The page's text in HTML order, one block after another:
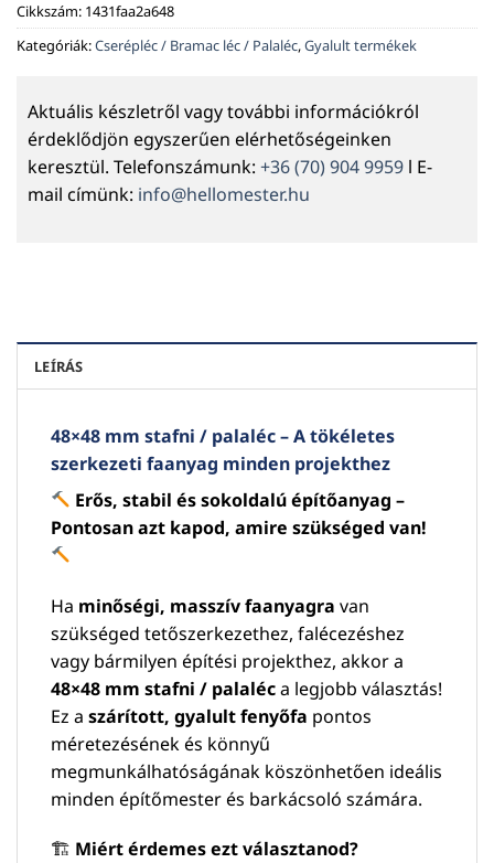
Cikkszám: 1431faa2a648
Kategóriák:Cserépléc / Bramac léc / Palaléc,Gyalult termékek
Aktuális készletről vagy további információkról
érdeklődjön egyszerűen elérhetőségeinken
keresztül. Telefonszámunk: +36 (70) 904 9959 l E-
mail címünk: info@hellomester.hu
LEÍRÁS
48×48 mm stafni / palaléc – A tökéletes
szerkezeti faanyag minden projekthez
Erős, stabil és sokoldalú építőanyag –
Pontosan azt kapod, amire szükséged van!
Ha minőségi, masszív faanyagra van
szükséged tetőszerkezethez, falécezéshez
vagy bármilyen építési projekthez, akkor a
48×48 mm stafni / palaléca legjobb választás!
Ez a szárított, gyalult fenyőfa pontos
méretezésének és könnyű
megmunkálhatóságának köszönhetően ideális
minden építőmester és barkácsoló számára.
🏗 Miért érdemes ezt választanod?